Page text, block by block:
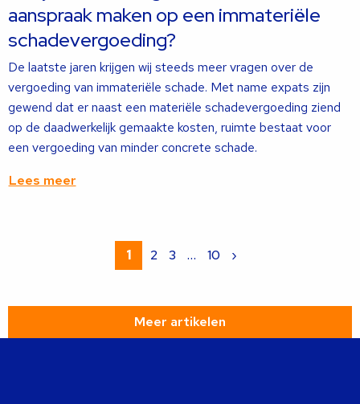
aanspraak maken op een immateriële
schadevergoeding?
De laatste jaren krijgen wij steeds meer vragen over de
vergoeding van immateriële schade. Met name expats zijn
gewend dat er naast een materiële schadevergoeding ziend
op de daadwerkelijk gemaakte kosten, ruimte bestaat voor
een vergoeding van minder concrete schade.
Lees meer
1 2 3 … 10 ›
Meer artikelen